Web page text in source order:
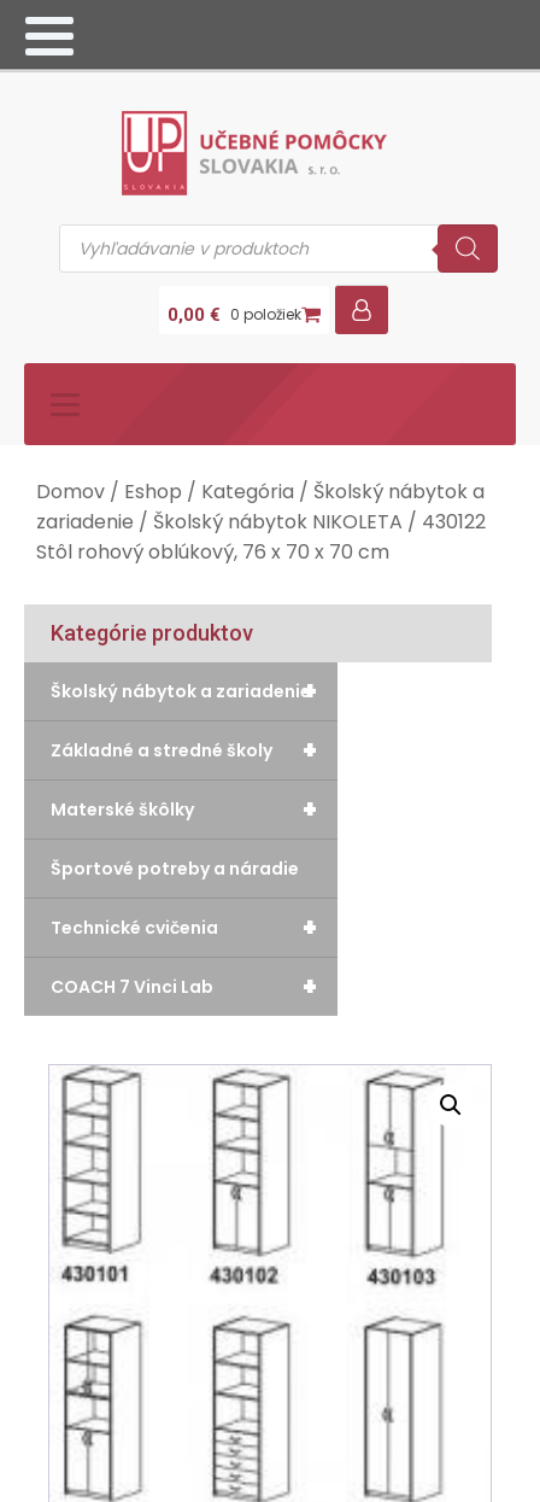
Products
search
0,00 € 0 položiek
Domov / Eshop / Kategória / Školský nábytok a
zariadenie / Školský nábytok NIKOLETA / 430122
Stôl rohový oblúkový, 76 x 70 x 70 cm
Kategórie produktov
+
Školský nábytok a zariadenie
+
Základné a stredné školy
+
Materské škôlky
Športové potreby a náradie
+
Technické cvičenia
+
COACH 7 Vinci Lab